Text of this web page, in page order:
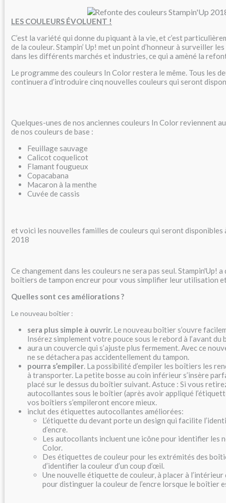
LES COULEURS ÉVOLUENT !
C’est la variété qui donne du piquant à la vie, et c’est
de la couleur. Stampin’ Up! met un point d’honneur à surveiller
dans les différents marchés et industries, ce qui a amèné la
Le programme des couleurs In Color restera le même. Tous les
continuera d’introduire cinq nouvelles couleurs qui seront
Quelques-unes de nos anciennes couleurs In Color reviennent
de nos couleurs de base :
Feuillage sauvage
Calicot coquelicot
Flamant fougueux
Copacabana
Macaron à la menthe
Cuvée de cassis
et voici les nouvelles familles de couleurs qui seront disponibles
2018
Ce changement dans les couleurs ne sera pas seul. Stampin'Up!
boîtiers de tampon encreur pour vous simplifier leur utilisation
Quelles sont ces améliorations ?
Le nouveau boîtier :
sera plus simple à ouvrir. Le nouveau boîtier s’ouvre
Insérez simplement votre pouce sous le rebord à l’avant
aura un couvercle qui s’ajuste plus fermement. Avec ce
ne se détachera pas accidentellement du tampon.
pourra s’empiler. La possibilité d’empiler les boîtiers les
à transporter. La petite bosse au coin inférieur s’insère
placé sur le dessus du boîtier suivant. Astuce : Si vous
autocollantes sous le boîtier (après avoir appliqué
vos boîtiers s’empileront encore mieux.
inclut des étiquettes autocollantes améliorées:
L’étiquette du devant porte un design qui facilite
d’encre.
Les autocollants incluent une icône pour identifier les
Color.
Des étiquettes de couleur pour les extrémités des
d’identifier la couleur d’un coup d’œil.
Une nouvelle étiquette de couleur, à placer à l’intérieur
pour distinguer la couleur de l’encre lorsque le boîtier